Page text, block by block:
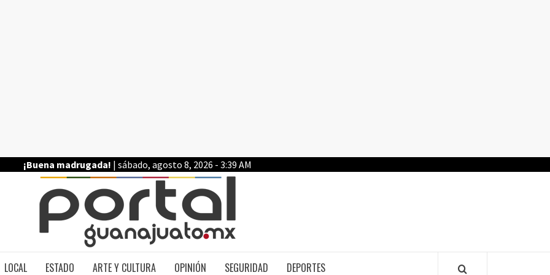
¡Buena madrugada! | sábado, agosto 8, 2026 - 3:39 AM
LOCAL ESTADO ARTE Y CULTURA OPINIÓN SEGURIDAD DEPORTES